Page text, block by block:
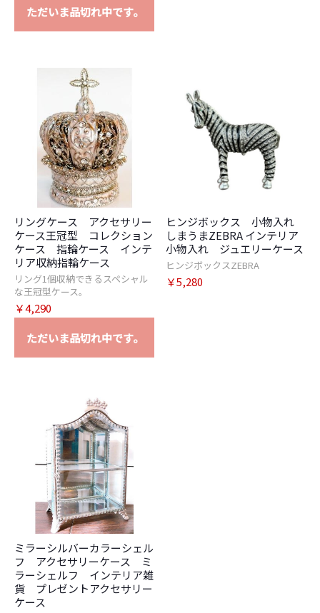
ただいま品切れ中です。
リングケース アクセサリー
ケース王冠型 コレクション
ケース 指輪ケース インテ
リア収納指輪ケース
リング1個収納できるスペシャル
な王冠型ケース。
￥4,290
ただいま品切れ中です。
ヒンジボックス 小物入れ
しまうまZEBRA インテリア
小物入れ ジュエリーケース
ヒンジボックスZEBRA
￥5,280
ミラーシルバーカラーシェル
フ アクセサリーケース ミ
ラーシェルフ インテリア雑
貨 プレゼントアクセサリー
ケース